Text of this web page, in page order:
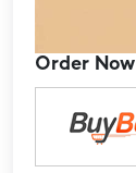
Order Now